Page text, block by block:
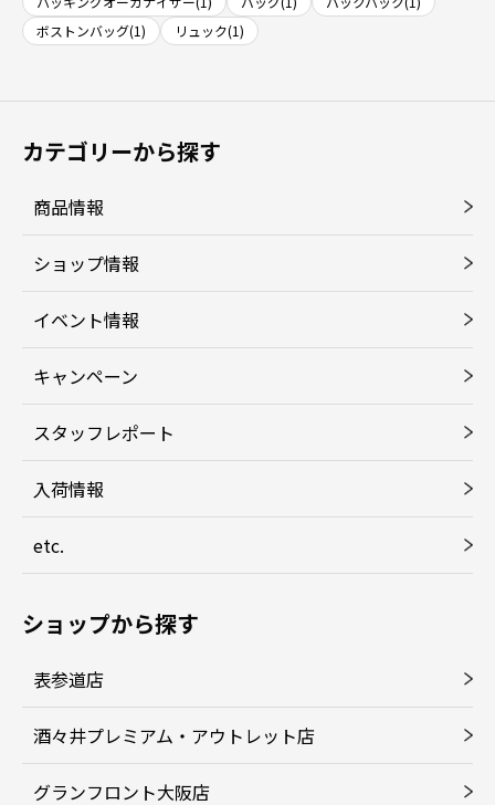
ボストンバッグ(1)
リュック(1)
カテゴリーから探す
商品情報
ショップ情報
イベント情報
キャンペーン
スタッフレポート
入荷情報
etc.
ショップから探す
表参道店
酒々井プレミアム・アウトレット店
グランフロント大阪店